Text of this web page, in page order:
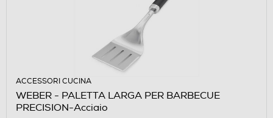
ACCESSORI CUCINA
WEBER - PALETTA LARGA PER BARBECUE
PRECISION-Acciaio